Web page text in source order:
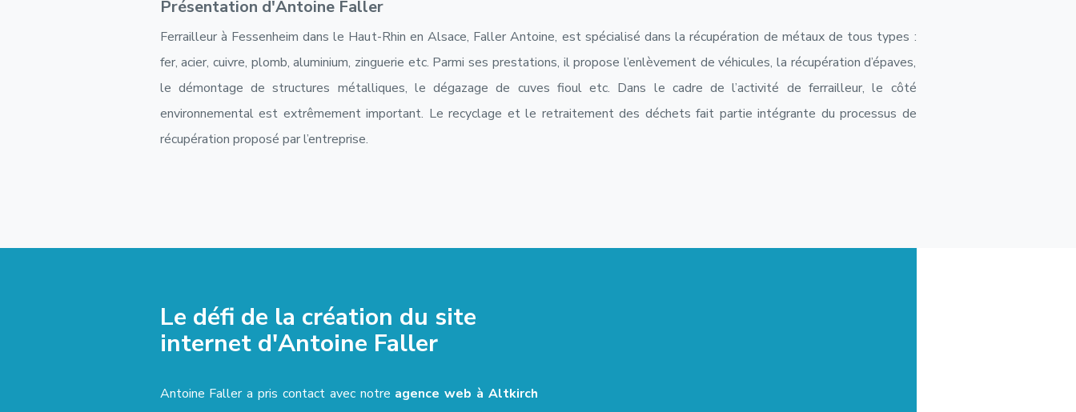
Développer sa boite grâce au web
Présentation d'Antoine Faller
Ferrailleur à Fessenheim dans le Haut-Rhin en Alsace, Faller Antoine, est spécialisé dans la récupération de métaux de tous types :
fer, acier, cuivre, plomb, aluminium, zinguerie etc. Parmi ses prestations, il propose l’enlèvement de véhicules, la récupération d’épaves,
le démontage de structures métalliques, le dégazage de cuves fioul etc. Dans le cadre de l’activité de ferrailleur, le côté
environnemental est extrêmement important. Le recyclage et le retraitement des déchets fait partie intégrante du processus de
récupération proposé par l’entreprise.
Le défi de la création du site
internet d'Antoine Faller
Antoine Faller a pris contact avec notre agence web à Altkirch